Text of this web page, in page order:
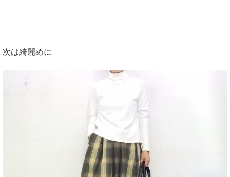
次は綺麗めに